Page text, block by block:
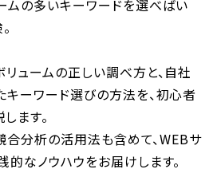
ムの多いキーワードを選べばい
ュームの正しい調べ方と、自社
キーワード選びの方法を、初心者
ます。
分析の活用法も含めて、WEBサ
なノウハウをお届けします。